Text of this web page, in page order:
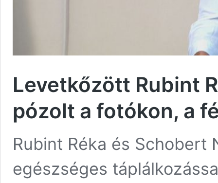
Levetkőzött Rubint
pózolt a fotókon, a
Rubint Réka és
egészséges